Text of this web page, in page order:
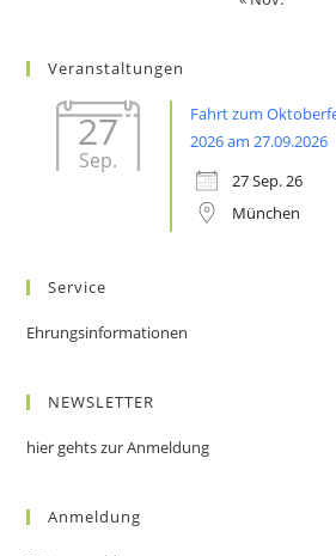
Veranstaltungen
27
Sep.
Fahrt zum
2026 am 27.09.2026
27 Sep. 26
München
Service
Ehrungsinformationen
NEWSLETTER
hier gehts zur Anmeldung
Anmeldung